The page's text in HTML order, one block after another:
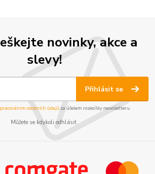
novinky, akce a
slevy!
Přihlásit se
osobních údajůza účelem rozesílky newsletteru.
Můžete se kdykoli odhlásit.